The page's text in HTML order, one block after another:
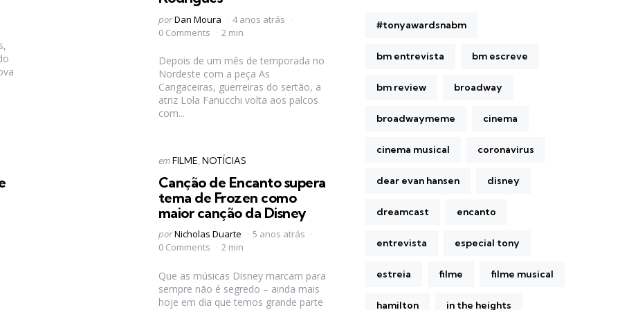
Postado
por
porDan Moura
4 anos atrás
0 Comments
2 min
Depois de um mês de temporada no
Nordeste com a peça As
Cangaceiras, guerreiras do sertão, a
atriz Lola Fanucchi volta aos palcos
com...
Categorias
Postado
em FILME NOTÍCIAS
Canção de Encanto supera
tema de Frozen como
maior canção da Disney
Postado
por
porNicholas Duarte
5 anos atrás
0 Comments
2 min
Que as músicas Disney marcam para
sempre não é segredo – ainda mais
hoje em dia que temos grande parte
#tonyawardsnabm
bm entrevista bm escreve
bm review broadway
broadwaymeme cinema
cinema musical coronavirus
dear evan hansen disney
dreamcast encanto
entrevista especial tony
estreia filme filme musical
hamilton in the heights